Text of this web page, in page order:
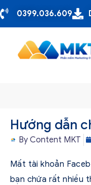
0399.036.609
Hướng dẫn
By Content MKT
Mất tài khoản
bạn chứa rất nhiều